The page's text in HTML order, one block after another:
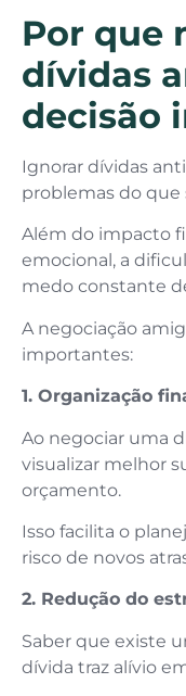
Por que
dívidas
decisão
Ignorar dívidas
problemas do que
Além do impacto
emocional, a
medo constante
A negociação
importantes:
1. Organização
Ao negociar uma
visualizar melhor
orçamento.
Isso facilita o
risco de novos
2. Redução do
Saber que existe
dívida traz alívio